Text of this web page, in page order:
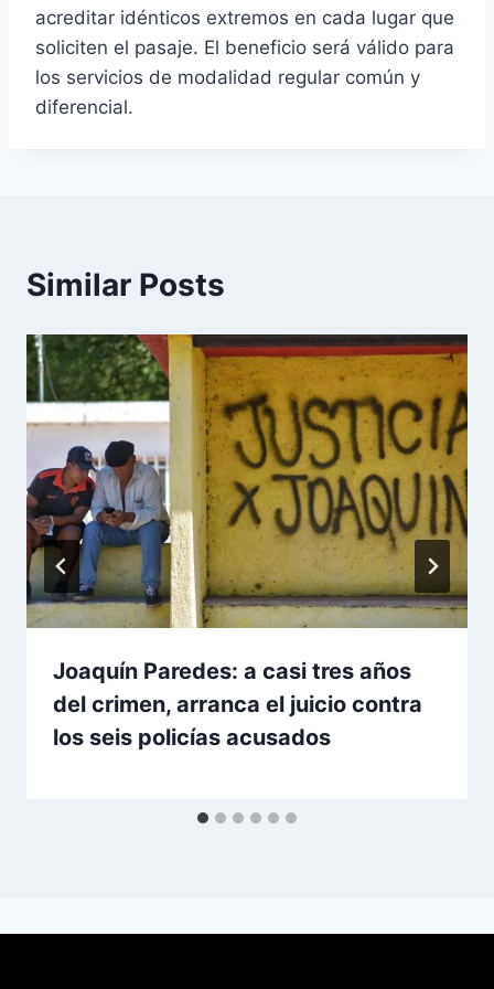
acreditar idénticos extremos en cada lugar que
soliciten el pasaje. El beneficio será válido para
los servicios de modalidad regular común y
diferencial.
Similar Posts
Joaquín Paredes: a casi tres años
del crimen, arranca el juicio contra
los seis policías acusados